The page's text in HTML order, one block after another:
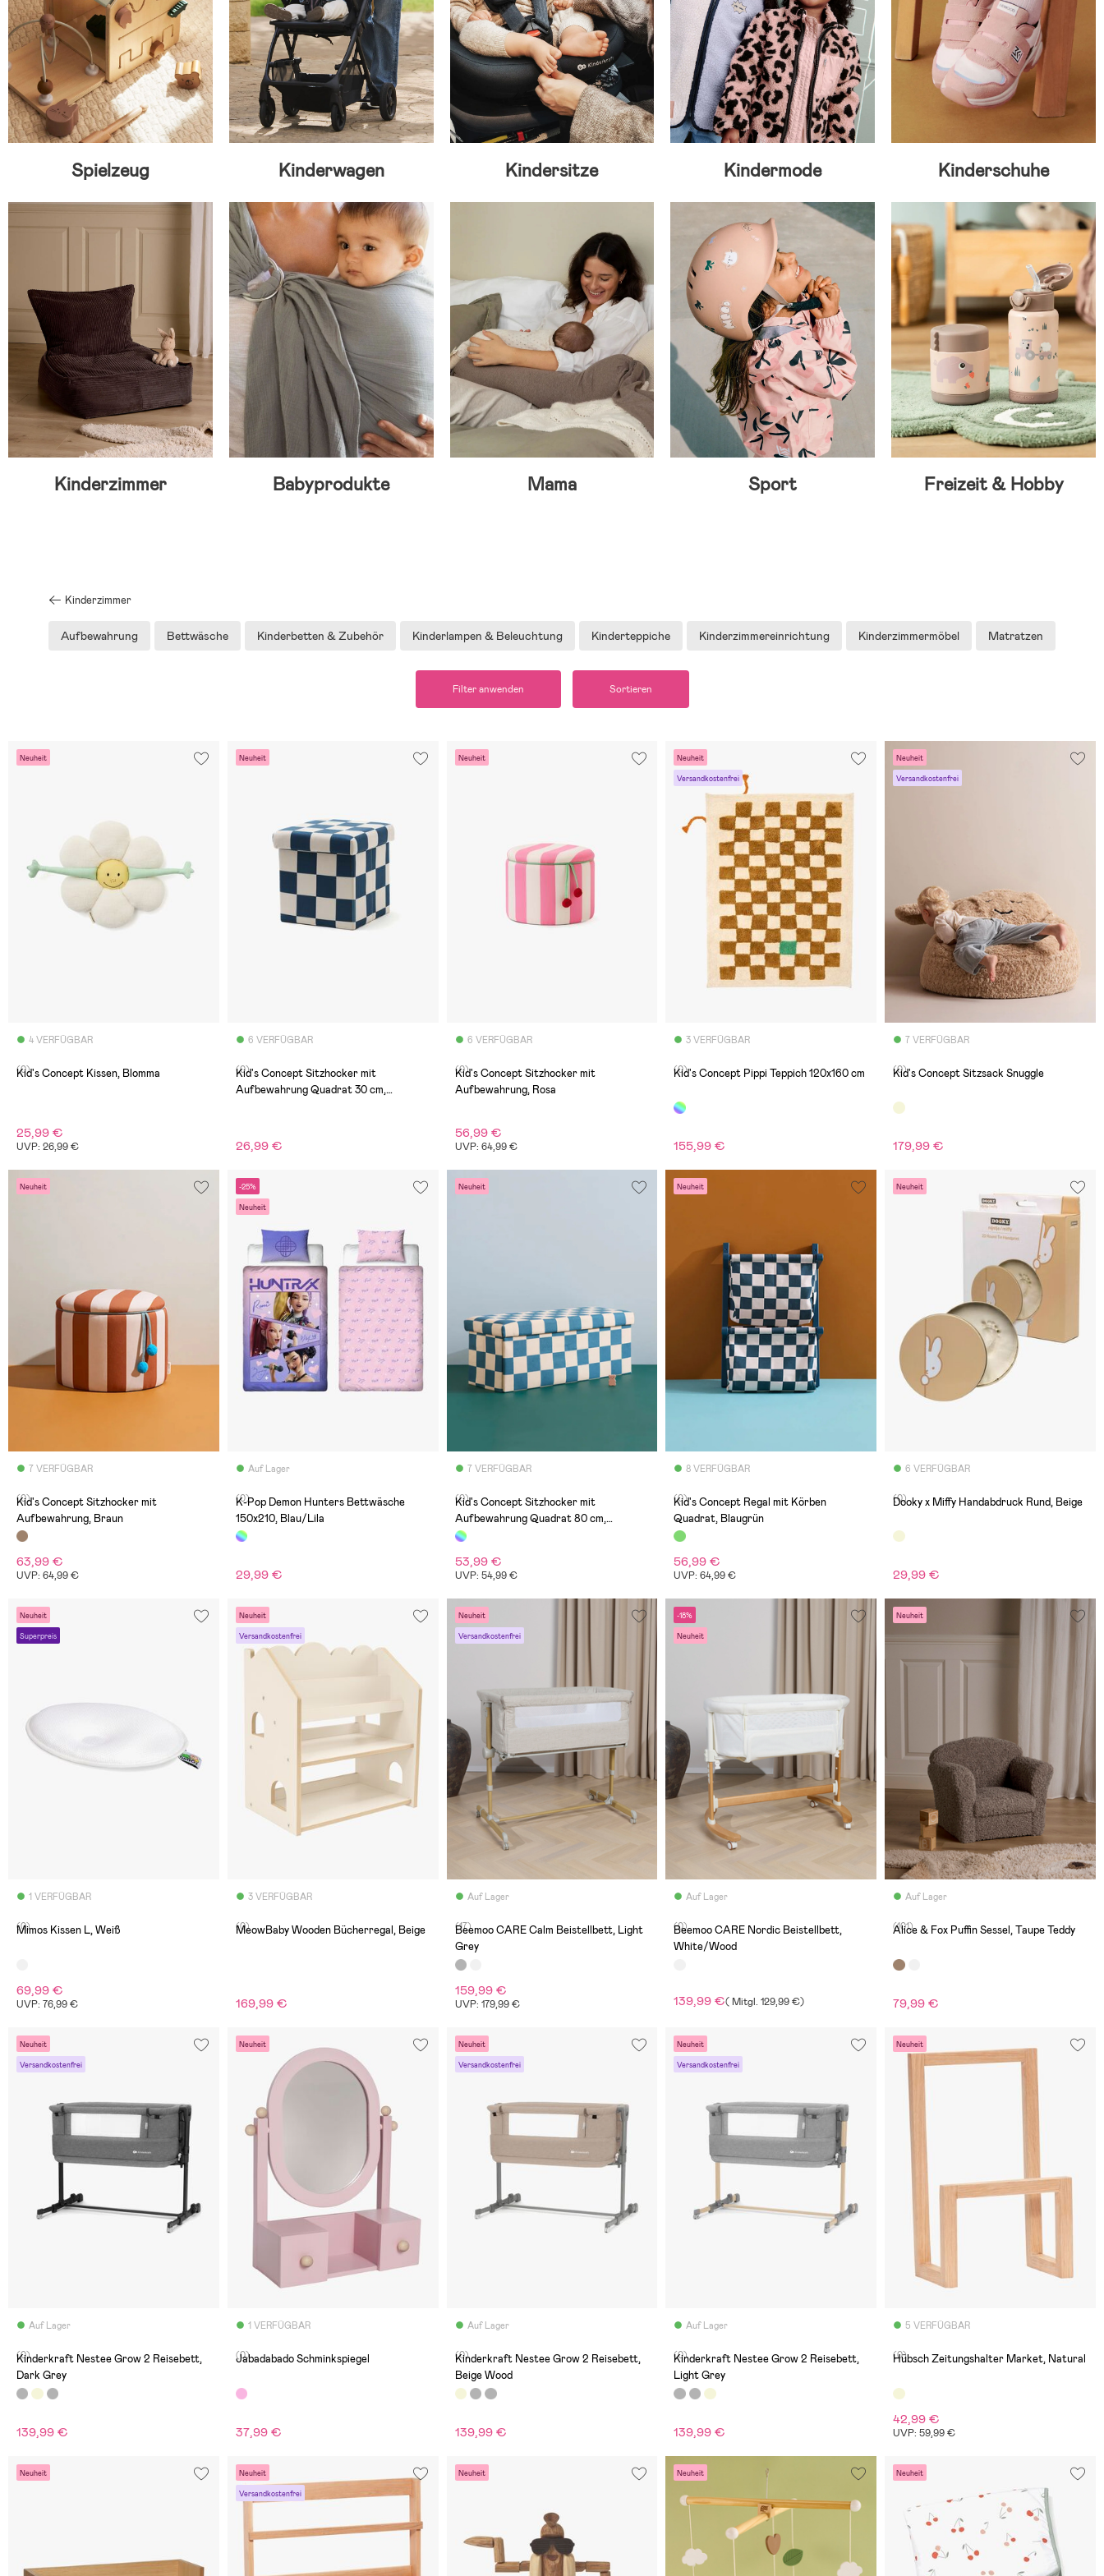
Spielzeug Kinderwagen Kindersitze Kindermode Kinderschuhe
Kinderzimmer Babyprodukte Mama Sport Freizeit & Hobby
Kinderzimmer
Aufbewahrung Bettwäsche Kinderbetten & Zubehör Kinderlampen & Beleuchtung Kinderteppiche Kinderzimmereinrichtung Kinderzimmermöbel Matratzen
Filter anwenden Sortieren
Neuheit
4 VERFÜGBAR
(0)
Kid's Concept Kissen, Blomma
25,99 €
UVP: 26,99 €
Neuheit
6 VERFÜGBAR
(0)
Kid's Concept Sitzhocker mit
Aufbewahrung Quadrat 30 cm,
26,99 €
Neuheit
6 VERFÜGBAR
(0)
Kid's Concept Sitzhocker mit
Aufbewahrung, Rosa
56,99 €
UVP: 64,99 €
Neuheit
Versandkostenfrei
3 VERFÜGBAR
(0)
Kid's Concept Pippi Teppich 120x160 cm
155,99 €
Neuheit
Versandkostenfrei
7 VERFÜGBAR
(0)
Kid's Concept Sitzsack Snuggle
179,99 €
Neuheit
7 VERFÜGBAR
(0)
Kid's Concept Sitzhocker mit
Aufbewahrung, Braun
63,99 €
UVP: 64,99 €
-25%
Neuheit
Auf Lager
(0)
K-Pop Demon Hunters Bettwäsche
150x210, Blau/Lila
29,99 €
Neuheit
7 VERFÜGBAR
(0)
Kid's Concept Sitzhocker mit
Aufbewahrung Quadrat 80 cm,
Blaugrün
53,99 €
UVP: 54,99 €
Neuheit
8 VERFÜGBAR
(0)
Kid's Concept Regal mit Körben
Quadrat, Blaugrün
56,99 €
UVP: 64,99 €
Neuheit
6 VERFÜGBAR
(0)
Dooky x Miffy Handabdruck Rund, Beige
29,99 €
Neuheit
Superpreis
1 VERFÜGBAR
(0)
Mimos Kissen L, Weiß
69,99 €
UVP: 76,99 €
Neuheit
Versandkostenfrei
3 VERFÜGBAR
(0)
MeowBaby Wooden Bücherregal, Beige
169,99 €
Neuheit
Versandkostenfrei
Auf Lager
(17)
Beemoo CARE Calm Beistellbett, Light
Grey
159,99 €
UVP: 179,99 €
-18%
Neuheit
Auf Lager
(0)
Beemoo CARE Nordic Beistellbett,
White/Wood
139,99 €( Mitgl. 129,99 €)
Neuheit
Auf Lager
(101)
Alice & Fox Puffin Sessel, Taupe Teddy
79,99 €
Neuheit
Versandkostenfrei
Auf Lager
(0)
Kinderkraft Nestee Grow 2 Reisebett,
Dark Grey
139,99 €
Neuheit
1 VERFÜGBAR
(0)
Jabadabado Schminkspiegel
37,99 €
Neuheit
Versandkostenfrei
Auf Lager
(0)
Kinderkraft Nestee Grow 2 Reisebett,
Beige Wood
139,99 €
Neuheit
Versandkostenfrei
Auf Lager
(0)
Kinderkraft Nestee Grow 2 Reisebett,
Light Grey
139,99 €
Neuheit
5 VERFÜGBAR
(0)
Hübsch Zeitungshalter Market, Natural
42,99 €
UVP: 59,99 €
Neuheit Neuheit
Versandkostenfrei
Neuheit Neuheit Neuheit